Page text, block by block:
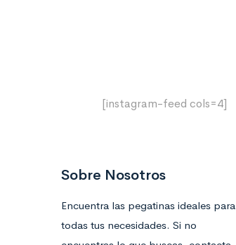
[instagram-feed cols=4]
Sobre Nosotros
Encuentra las pegatinas ideales para
todas tus necesidades. Si no